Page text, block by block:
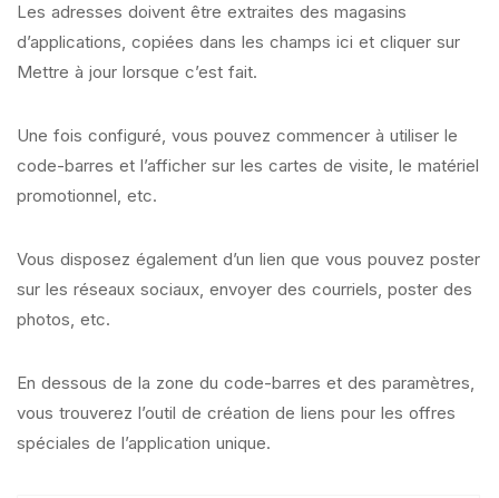
Les adresses doivent être extraites des magasins
d’applications, copiées dans les champs ici et cliquer sur
Mettre à jour lorsque c’est fait.
Une fois configuré, vous pouvez commencer à utiliser le
code-barres et l’afficher sur les cartes de visite, le matériel
promotionnel, etc.
Vous disposez également d’un lien que vous pouvez poster
sur les réseaux sociaux, envoyer des courriels, poster des
photos, etc.
En dessous de la zone du code-barres et des paramètres,
vous trouverez l’outil de création de liens pour les offres
spéciales de l’application unique.